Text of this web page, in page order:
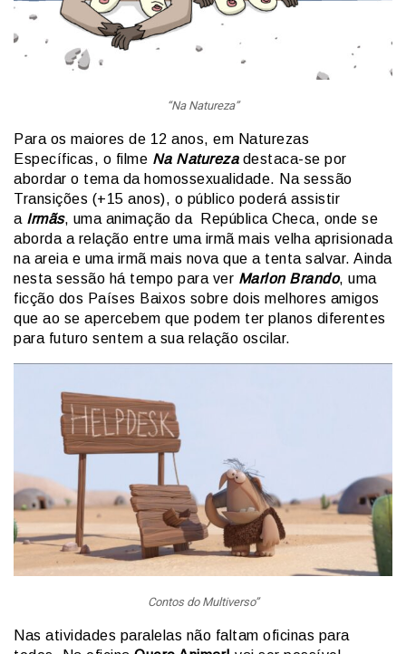
“Na Natureza”
Para os maiores de 12 anos, em Naturezas
Específicas, o filme Na Naturezadestaca-se por
abordar o tema da homossexualidade. Na sessão
Transições (+15 anos), o público poderá assistir
a Irmãs, uma animação da República Checa, onde se
aborda a relação entre uma irmã mais velha aprisionada
na areia e uma irmã mais nova que a tenta salvar. Ainda
nesta sessão há tempo para ver Marlon Brando, uma
ficção dos Países Baixos sobre dois melhores amigos
que ao se apercebem que podem ter planos diferentes
para futuro sentem a sua relação oscilar.
Contos do Multiverso”
Nas atividades paralelas não faltam oficinas para